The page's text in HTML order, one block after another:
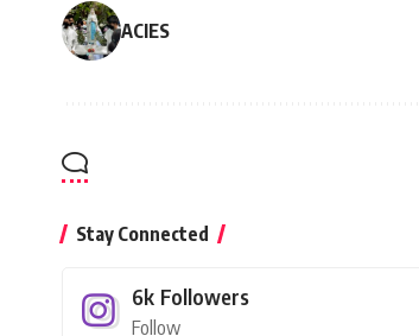
ACIES
Stay Connected
6k Followers
Follow